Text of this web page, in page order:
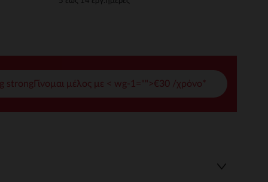
strongΓίνομαι μέλος με < wg-1="">€30 /χρόνο*